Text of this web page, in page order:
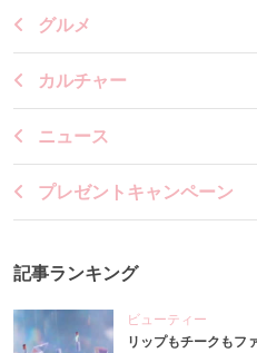
グルメ
カルチャー
ニュース
プレゼントキャンペーン
記事ランキング
ビューティー
リップもチークもフ